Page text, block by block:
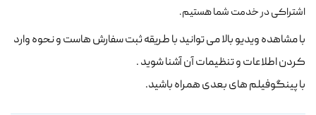
اشتراکی در خدمت شما هستیم.
با مشاهده ویدیو بالا می توانید با طریقه ثبت سفارش هاست و نحوه وارد
کردن اطلاعات و تنظیمات آن آشنا شوید .
با پینگوفیلم های بعدی همراه باشید.